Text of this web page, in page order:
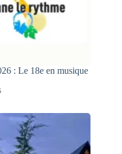
: Le 18e en musique